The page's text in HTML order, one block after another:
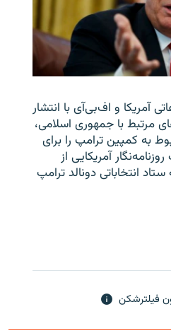
آمریکا و اف‌بی‌آی با انتشار
مرتبط با جمهوری اسلامی،
به کمپین ترامپ را برای
آمریکایی از
انتخاباتی دونالد ترامپ
فیلترشکن